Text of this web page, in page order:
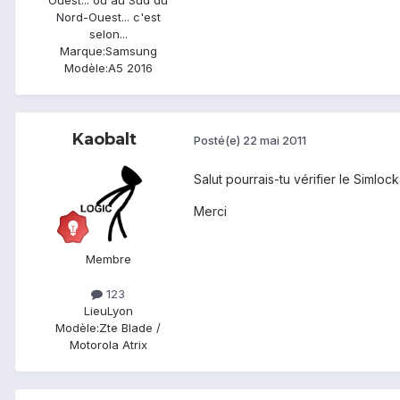
Nord-Ouest... c'est
selon...
Marque:Samsung
Modèle:A5 2016
Kaobalt
Membre
123
LieuLyon
Modèle:Zte Blade /
Motorola Atrix
Posté(e) 22 mai 2011
Salut pourrais-tu vérifier le
Merci